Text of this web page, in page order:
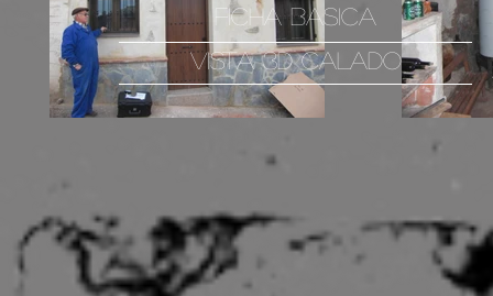
VISTA 3D CALADO
FICHA BASICA